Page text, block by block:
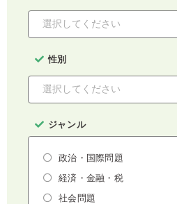
性別
ジャンル
政治・国際問題
経済・金融・税
社会問題